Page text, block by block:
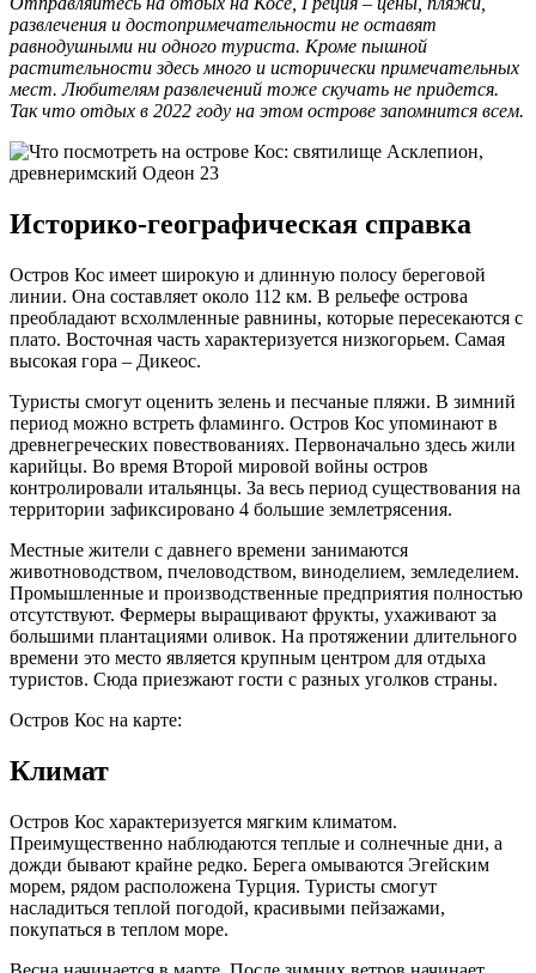
развлечения и достопримечательности не оставят
равнодушными ни одного туриста. Кроме пышной
растительности здесь много и исторически примечательных
мест. Любителям развлечений тоже скучать не придется.
Так что отдых в 2022 году на этом острове запомнится всем.
Историко-географическая справка
Остров Кос имеет широкую и длинную полосу береговой
линии. Она составляет около 112 км. В рельефе острова
преобладают всхолмленные равнины, которые пересекаются с
плато. Восточная часть характеризуется низкогорьем. Самая
высокая гора – Дикеос.
Туристы смогут оценить зелень и песчаные пляжи. В зимний
период можно встреть фламинго. Остров Кос упоминают в
древнегреческих повествованиях. Первоначально здесь жили
карийцы. Во время Второй мировой войны остров
контролировали итальянцы. За весь период существования на
территории зафиксировано 4 большие землетрясения.
Местные жители с давнего времени занимаются
животноводством, пчеловодством, виноделием, земледелием.
Промышленные и производственные предприятия полностью
отсутствуют. Фермеры выращивают фрукты, ухаживают за
большими плантациями оливок. На протяжении длительного
времени это место является крупным центром для отдыха
туристов. Сюда приезжают гости с разных уголков страны.
Остров Кос на карте:
Климат
Остров Кос характеризуется мягким климатом.
Преимущественно наблюдаются теплые и солнечные дни, а
дожди бывают крайне редко. Берега омываются Эгейским
морем, рядом расположена Турция. Туристы смогут
насладиться теплой погодой, красивыми пейзажами,
покупаться в теплом море.